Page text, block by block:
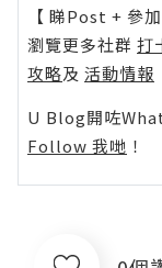
【 睇Post + 參
瀏覽更多社群 打
攻略及 活動情報
U Blog開咗
Follow 我哋 ！